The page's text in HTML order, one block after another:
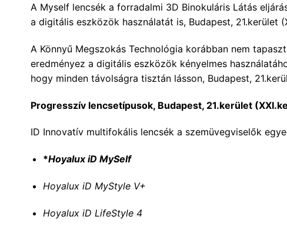
A Myself lencsék a forradalmi 3D Binokuláris Látás
a digitális eszközök használatát is, Budapest, 21.kerület
A Könnyű Megszokás Technológia korábban nem
eredményez a digitális eszközök kényelmes
hogy minden távolságra tisztán lásson, Budapest,
Progresszív lencsetípusok, Budapest, 21.kerület
ID Innovatív multifokális lencsék a szemüvegviselők
*Hoyalux iD MySelf
Hoyalux iD MyStyle V+
Hoyalux iD LifeStyle 4